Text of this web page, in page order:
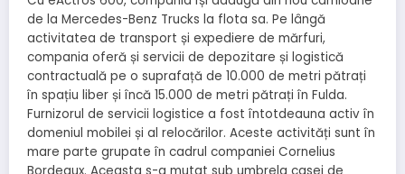
de la Mercedes-Benz Trucks la flota sa. Pe lângă
activitatea de transport și expediere de mărfuri,
compania oferă și servicii de depozitare și logistică
contractuală pe o suprafață de 10.000 de metri pătrați
în spațiu liber și încă 15.000 de metri pătrați în Fulda.
Furnizorul de servicii logistice a fost întotdeauna activ în
domeniul mobilei și al relocărilor. Aceste activități sunt în
mare parte grupate în cadrul companiei Cornelius